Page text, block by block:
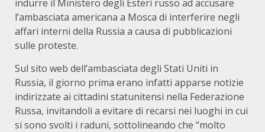
indurre il Ministero degli Esteri russo ad accusare
l’ambasciata americana a Mosca di interferire negli
affari interni della Russia a causa di pubblicazioni
sulle proteste.
Sul sito web dell’ambasciata degli Stati Uniti in
Russia, il giorno prima erano infatti apparse notizie
indirizzate ai cittadini statunitensi nella Federazione
Russa, invitandoli a evitare di recarsi nei luoghi in cui
si sono svolti i raduni, sottolineando che “molto